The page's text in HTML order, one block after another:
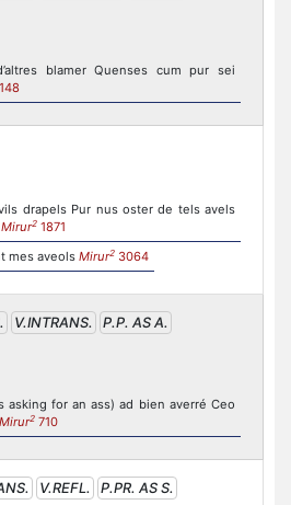
blamer Quenses cum pur sei
148
drapels Pur nus oster de tels avels
Mirur2 1871
mes aveols Mirur2 3064
V.INTRANS.
P.P. AS A.
asking for an ass) ad bien averré Ceo
Mirur2 710
V.REFL.
P.PR. AS S.